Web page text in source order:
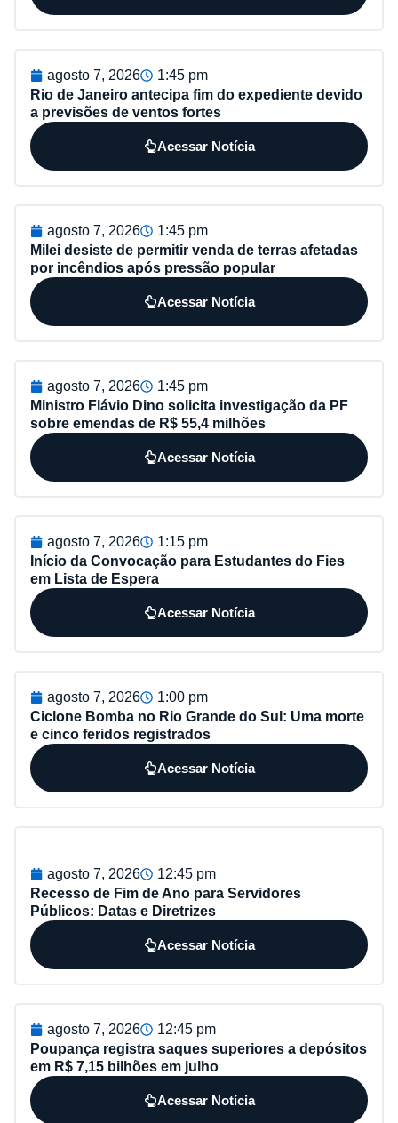
agosto 7, 2026
1:45 pm
Rio de Janeiro antecipa fim do expediente devido
a previsões de ventos fortes
Acessar Notícia
agosto 7, 2026
1:45 pm
Milei desiste de permitir venda de terras afetadas
por incêndios após pressão popular
Acessar Notícia
agosto 7, 2026
1:45 pm
Ministro Flávio Dino solicita investigação da PF
sobre emendas de R$ 55,4 milhões
Acessar Notícia
agosto 7, 2026
1:15 pm
Início da Convocação para Estudantes do Fies
em Lista de Espera
Acessar Notícia
agosto 7, 2026
1:00 pm
Ciclone Bomba no Rio Grande do Sul: Uma morte
e cinco feridos registrados
Acessar Notícia
agosto 7, 2026
12:45 pm
Recesso de Fim de Ano para Servidores
Públicos: Datas e Diretrizes
Acessar Notícia
agosto 7, 2026
12:45 pm
Poupança registra saques superiores a depósitos
em R$ 7,15 bilhões em julho
Acessar Notícia